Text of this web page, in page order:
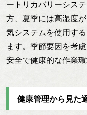
ートリカバリーシス
方、夏季には高湿度
気システムを使用す
ます。季節要因を考
安全で健康的な作業
健康管理から見た